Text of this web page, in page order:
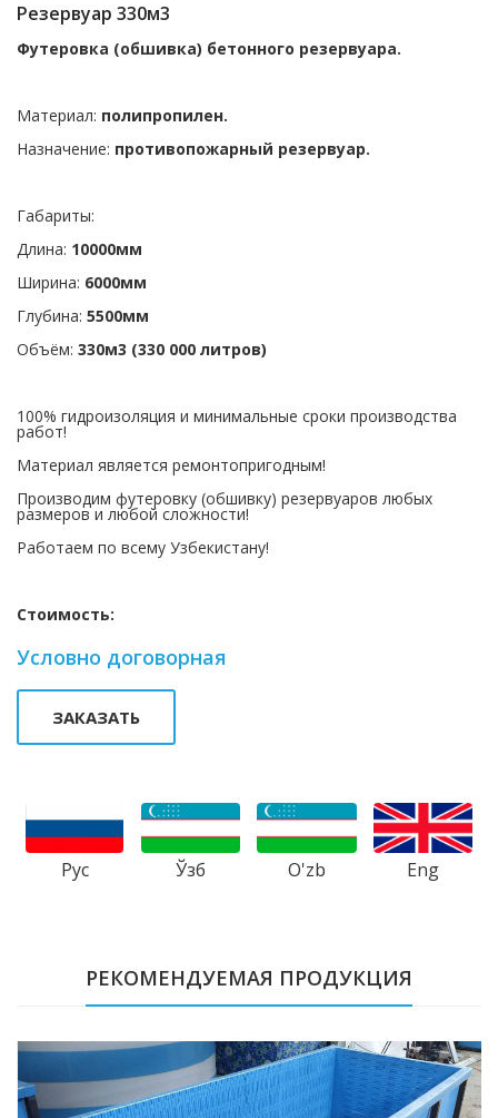
Резервуар 330м3
Футеровка (обшивка) бетонного резервуара.
Материал: полипропилен.
Назначение: противопожарный резервуар.
Габариты:
Длина: 10000мм
Ширина: 6000мм
Глубина: 5500мм
Объём: 330м3 (330 000 литров)
100% гидроизоляция и минимальные сроки производства
работ!
Материал является ремонтопригодным!
Производим футеровку (обшивку) резервуаров любых
размеров и любой сложности!
Работаем по всему Узбекистану!
Стоимость:
Условно договорная
ЗАКАЗАТЬ
Рус Ўзб O'zb Eng
РЕКОМЕНДУЕМАЯ ПРОДУКЦИЯ